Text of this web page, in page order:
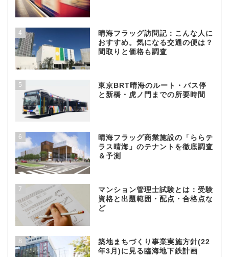
4
晴海フラッグ訪問記：こんな人に
おすすめ。気になる交通の便は？
間取りと価格も調査
5
東京BRT晴海のルート・バス停
と新橋・虎ノ門までの所要時間
6
晴海フラッグ商業施設の「ららテ
ラス晴海」のテナントを徹底調査
＆予測
7
マンション管理士試験とは：受験
資格と出題範囲・配点・合格点な
ど
8
築地まちづくり事業実施方針(22
年3月)に見る臨海地下鉄計画